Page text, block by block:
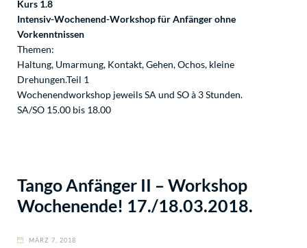
Kurs 1.8
Intensiv-Wochenend-Workshop für Anfänger ohne
Vorkenntnissen
Themen:
Haltung, Umarmung, Kontakt, Gehen, Ochos, kleine
Drehungen.Teil 1
Wochenendworkshop jeweils SA und SO à 3 Stunden.
SA/SO 15.00 bis 18.00
Tango Anfänger II – Workshop
Wochenende! 17./18.03.2018.
MÄRZ 7, 2018